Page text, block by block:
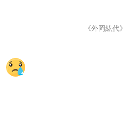
《外岡紘代》